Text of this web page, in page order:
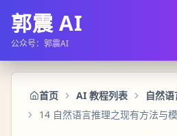
郭震 AI
公众号：郭震AI
首页 AI 教程列表
自然
14 自然语言推理之现有方法与